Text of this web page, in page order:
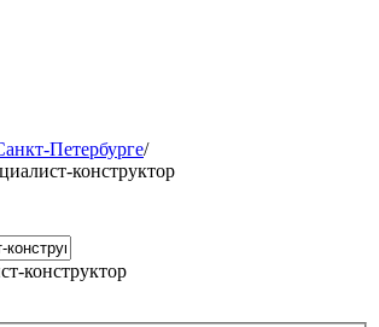
Петербурге/
конструктор
конструктор